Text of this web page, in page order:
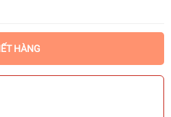
HÀNG